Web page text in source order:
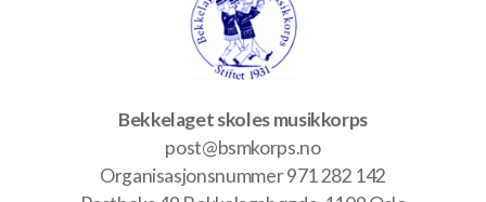
Bekkelaget skoles musikkorps
post@bsmkorps.no
Organisasjonsnummer 971 282 142